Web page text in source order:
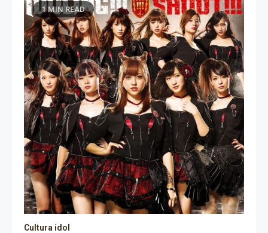
1 MIN READ
Cultura idol